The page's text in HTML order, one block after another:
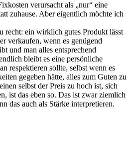
verursacht als „nur“ eine
zuhause. Aber eigentlich möchte ich
recht: ein wirklich gutes Produkt lässt
verkaufen, wenn es genügend
und man alles entsprechend
bleibt es eine persönliche
respektieren sollte, selbst wenn es
gegeben hätte, alles zum Guten zu
selbst der Preis zu hoch ist, sich
ist das eben so. Das ist zwar ziemlich
das auch als Stärke interpretieren.